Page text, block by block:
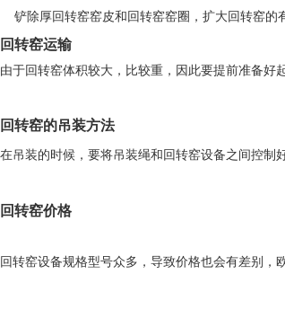
铲除厚回转窑窑皮和回转窑窑圈，扩大回转窑的
回转窑运输
由于回转窑体积较大，比较重，因此要提前准备好
回转窑的吊装方法
在吊装的时候，要将吊装绳和回转窑设备之间控制
回转窑价格
回转窑设备规格型号众多，导致价格也会有差别，